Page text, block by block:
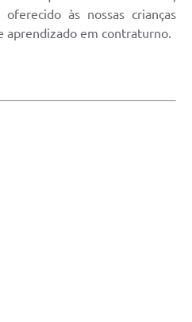
às nossas crianças
aprendizado em contraturno.